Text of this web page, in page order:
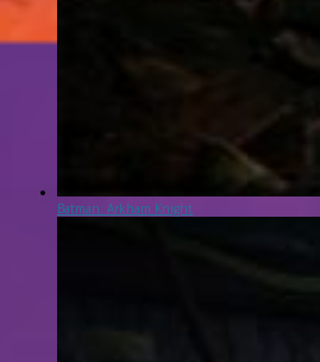
Batman: Arkham Knight